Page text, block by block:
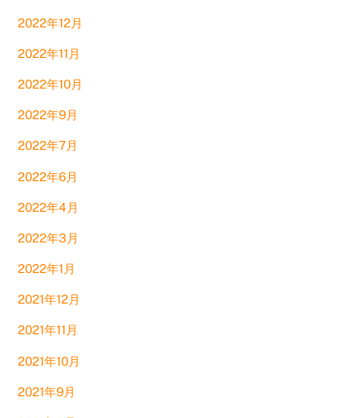
2022年12月
2022年11月
2022年10月
2022年9月
2022年7月
2022年6月
2022年4月
2022年3月
2022年1月
2021年12月
2021年11月
2021年10月
2021年9月